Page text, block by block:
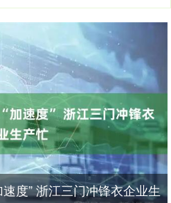
度” 浙江三门冲锋衣企业生